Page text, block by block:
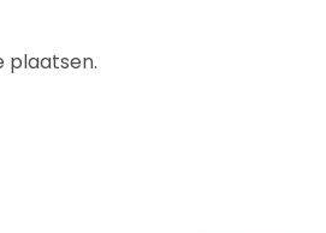
plaatsen.